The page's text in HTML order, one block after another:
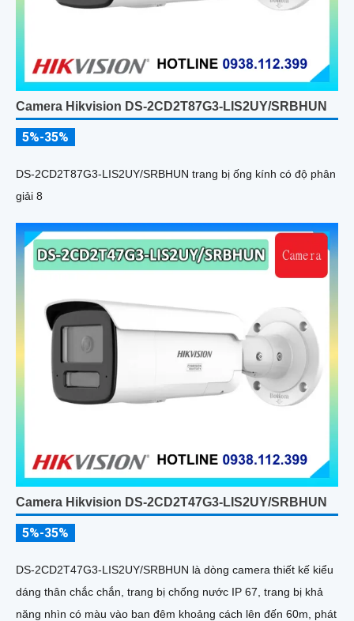
Camera Hikvision DS-2CD2T87G3-LIS2UY/SRBHUN
5%-35%
DS-2CD2T87G3-LIS2UY/SRBHUN trang bị ống kính có độ phân
giải 8
Camera Hikvision DS-2CD2T47G3-LIS2UY/SRBHUN
5%-35%
DS-2CD2T47G3-LIS2UY/SRBHUN là dòng camera thiết kế kiểu
dáng thân chắc chắn, trang bị chống nước IP 67, trang bị khả
năng nhìn có màu vào ban đêm khoảng cách lên đến 60m, phát